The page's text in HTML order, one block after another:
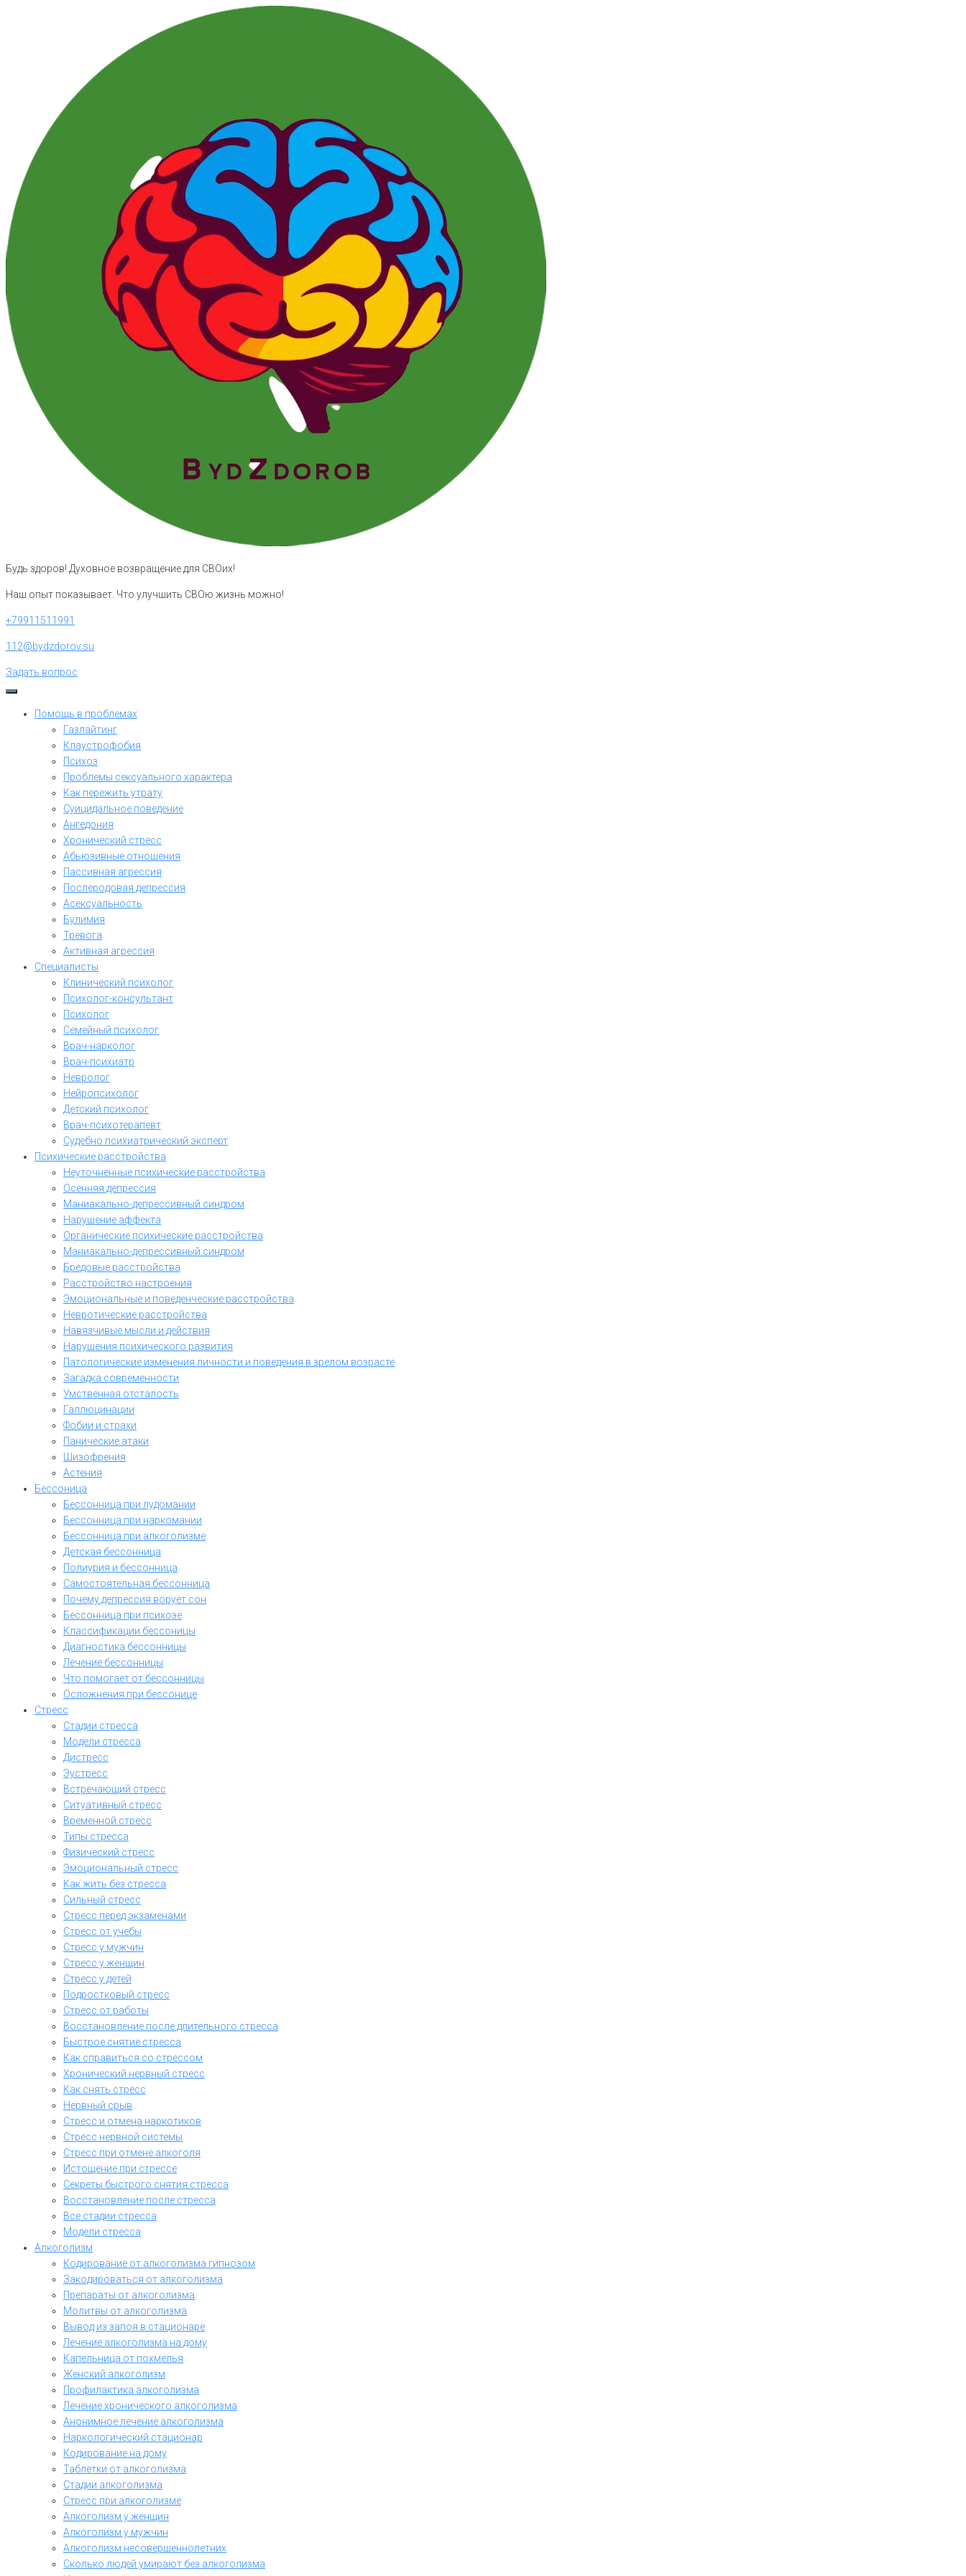
Будь здоров! Духовное возвращение для СВОих!
Наш опыт показывает. Что улучшить СВОю жизнь можно!
+79911511991
112@bydzdorov.su
Задать вопрос
Помощь в проблемах
Газлайтинг
Клаустрофобия
Психоз
Проблемы сексуального характера
Как пережить утрату
Суицидальное поведение
Ангедония
Хронический стресс
Абьюзивные отношения
Пассивная агрессия
Послеродовая депрессия
Асексуальность
Булимия
Тревога
Активная агрессия
Специалисты
Клинический психолог
Психолог-консультант
Психолог
Семейный психолог
Врач-нарколог
Врач-психиатр
Невролог
Нейропсихолог
Детский психолог
Врач-психотерапевт
Судебно психиатрический эксперт
Психические расстройства
Неуточненные психические расстройства
Осенняя депрессия
Маниакально-депрессивный синдром
Нарушение аффекта
Органические психические расстройства
Маниакально-депрессивный синдром
Бредовые расстройства
Расстройство настроения
Эмоциональные и поведенческие расстройства
Невротические расстройства
Навязчивые мысли и действия
Нарушения психического развития
Патологические изменения личности и поведения в зрелом возрасте
Загадка современности
Умственная отсталость
Галлюцинации
Фобии и страхи
Панические атаки
Шизофрения
Астения
Бессоница
Бессонница при лудомании
Бессонница при наркомании
Бессонница при алкоголизме
Детская бессонница
Полиурия и бессонница
Самостоятельная бессонница
Почему депрессия ворует сон
Бессонница при психозе
Классификации бессоницы
Диагностика бессонницы
Лечение бессонницы
Что помогает от бессонницы
Осложнения при бессонице
Стресс
Стадии стресса
Модели стресса
Дистресс
Эустресс
Встречающий стресс
Ситуативный стресс
Временной стресс
Типы стресса
Физический стресс
Эмоциональный стресс
Как жить без стресса
Сильный стресс
Стресс перед экзаменами
Стресс от учебы
Стресс у мужчин
Стресс у женщин
Стресс у детей
Подростковый стресс
Стресс от работы
Восстановление после длительного стресса
Быстрое снятие стресса
Как справиться со стрессом
Хронический нервный стресс
Как снять стресс
Нервный срыв
Стресс и отмена наркотиков
Стресс нервной системы
Стресс при отмене алкоголя
Истощение при стрессе
Секреты быстрого снятия стресса
Восстановление после стресса
Все стадии стресса
Модели стресса
Алкоголизм
Кодирование от алкоголизма гипнозом
Закодироваться от алкоголизма
Препараты от алкоголизма
Молитвы от алкоголизма
Вывод из запоя в стационаре
Лечение алкоголизма на дому
Капельница от похмелья
Женский алкоголизм
Профилактика алкоголизма
Лечение хронического алкоголизма
Анонимное лечение алкоголизма
Наркологический стационар
Кодирование на дому
Таблетки от алкоголизма
Стадии алкоголизма
Стресс при алкоголизме
Алкоголизм у женщин
Алкоголизм у мужчин
Алкоголизм несовершеннолетних
Сколько людей умирают без алкоголизма